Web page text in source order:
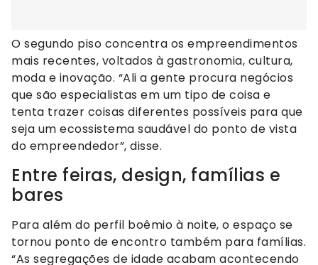
O segundo piso concentra os empreendimentos
mais recentes, voltados à gastronomia, cultura,
moda e inovação. “Ali a gente procura negócios
que são especialistas em um tipo de coisa e
tenta trazer coisas diferentes possíveis para que
seja um ecossistema saudável do ponto de vista
do empreendedor”, disse.
Entre feiras, design, famílias e
bares
Para além do perfil boêmio à noite, o espaço se
tornou ponto de encontro também para famílias.
“As segregações de idade acabam acontecendo